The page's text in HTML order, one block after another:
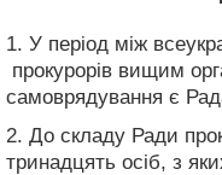
1. У період між
прокурорів вищим
самоврядування є
2. До складу Ради
тринадцять осіб, з